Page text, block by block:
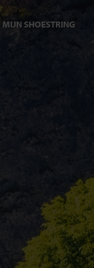
MIJN SHOESTRING